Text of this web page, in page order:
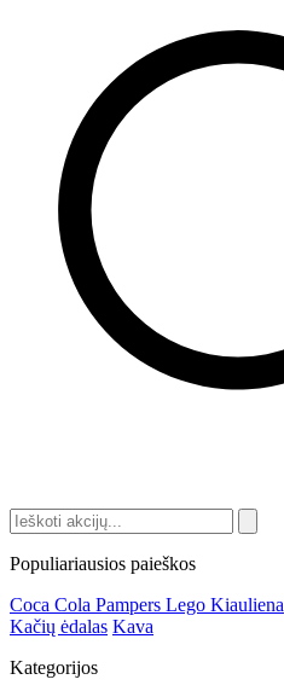
Populiariausios paieškos
Coca Cola Pampers Lego Kiauliena
Kačių ėdalas Kava
Kategorijos